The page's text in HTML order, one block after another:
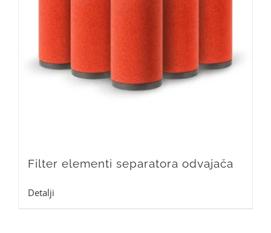
Filter elementi separatora odvajača
Detalji